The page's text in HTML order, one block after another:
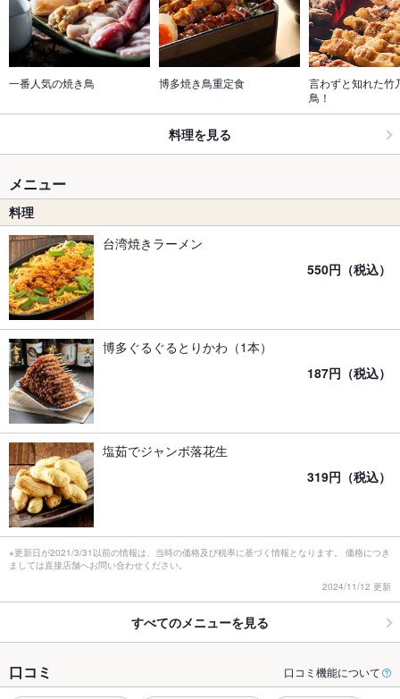
一番人気の焼き鳥 博多焼き鳥重定食
言わずと知れた竹
鳥！
料理を見る
メニュー
料理
台湾焼きラーメン
550円（税込）
博多ぐるぐるとりかわ（1本）
187円（税込）
塩茹でジャンボ落花生
319円（税込）
※更新日が2021/3/31以前の情報は、当時の価格及び税率に基づく情報となります。 価格につき
ましては直接店舗へお問い合わせください。
2024/11/12 更新
すべてのメニューを見る
口コミ 口コミ機能について